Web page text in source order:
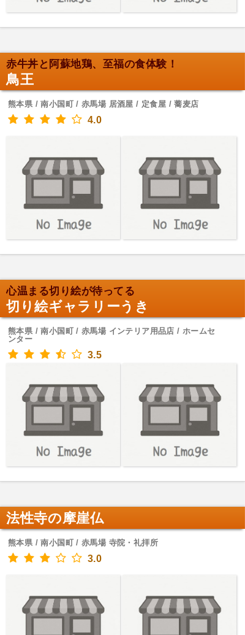
赤牛丼と阿蘇地鶏、至福の食体験！
鳥王
熊本県 / 南小国町 / 赤馬場 居酒屋 / 定食屋 / 蕎麦店
4.0
心温まる切り絵が待ってる
切り絵ギャラリーうき
熊本県 / 南小国町 / 赤馬場 インテリア用品店 / ホームセ
ンター
3.5
法性寺の摩崖仏
熊本県 / 南小国町 / 赤馬場 寺院・礼拝所
3.0